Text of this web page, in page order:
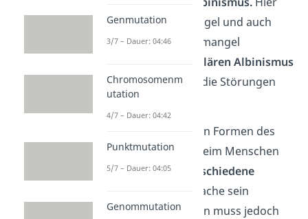
sind Haut, Haare, Nägel und auch
Augen vom Melaninmangel
Okulären Albinismus
hingegen betreffen die Störungen
nur die Augen.
Die unterschiedlichen Formen des
Albinismus weisen beim Menschen
darauf hin, dass
verschiedene
die Ursache sein
können. Die Mutation muss jedoch
Genmutation
3/7 – Dauer: 04:46
Chromosomenm
utation
4/7 – Dauer: 04:42
Punktmutation
5/7 – Dauer: 04:05
Genommutation